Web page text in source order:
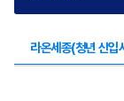
라온세종(청년 신입